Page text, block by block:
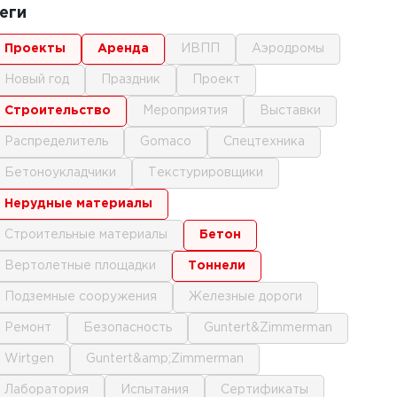
проекты аренда ИВПП аэродромы
новый год праздник проект
строительство мероприятия выставки
распределитель gomaco спецтехника
бетоноукладчики текстурировщики
нерудные материалы
строительные материалы бетон
вертолетные площадки тоннели
подземные сооружения железные дороги
ремонт безопасность Guntert&Zimmerman
Wirtgen Guntert&amp;Zimmerman
лаборатория испытания сертификаты